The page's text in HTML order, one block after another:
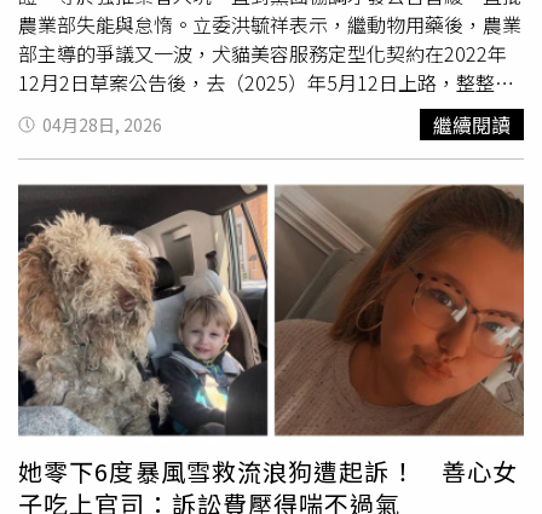
物旅館，但仍相信台灣需要有人願意這樣做。這份支持與信
任，她一直放在心裡，也非常感謝。雖然寵物旅館熄燈讓她
不捨，但潘慧如也明白，上一階段的夢想已經完成。她表
示，接下來將移居屏東恆春，房子已經找好，之後會開始裝
潢。等手邊節目與實境秀工作告一段落後，她會帶著愛犬雪
寶、嘟嘟一起入住，正式展開南北奔波的新生活。潘慧如形
容，光是想到未來每天帶著雪寶、嘟嘟在大草皮上奔跑、在
開闊的地方散步，一起慢慢生活，就覺得相當幸福。她也感
謝所有支持過「3天2夜」的飼主與毛孩子，願意認同她們
「很麻煩、很費工、很不商業」的堅持，讓她看見許多人類
對動物最純粹、最溫柔的愛。
農業部失能與怠惰。立委洪毓祥表示，繼動物用藥後，農業
部主導的爭議又一波，犬貓美容服務定型化契約在2022年
12月2日草案公告後，去（2025）年5月12日上路，整整已
有兩年緩衝；期間產業多次發出求救訊號，農業部卻裝聾作
啞， 把產業的聲音當作空氣。 寵物美容定型化契約的立意
良善，希望保障飼主跟業者，但卻沒有考量業者的意見與配
套，美其名是保障飼主和動物，卻也害慘飼主。洪毓祥指
出，農業部所要求上路的「寵物美容定型化契約」內容與實
務嚴重脫節。首先，契約限制加收費用，可能導致實務上飼
主先被「收好收滿」，一旦服務過程中發生高齡或病弱犬貓
突發狀況，業者因契約規範無法即時處置，可能會因此吃上
罰單，同時契約內對於「異常傷害」定義不明，服務超時定
義也不清楚。立委洪毓祥批評「寵物美容定型化契約」內容
與實務嚴重脫節。（圖／洪毓祥立委辦公室提供）洪毓祥進
一步提及，定型化契約針對預收費用要求業者設立銀行信託
或履約保證機制，但寵物美容規模較小、金額低，對銀行而
言根本沒有承接誘因；以包月一萬元為例，年管理費不到
04月28日, 2026 繼續閱讀
她零下6度暴風雪救流浪狗遭起訴！ 善心女
子吃上官司：訴訟費壓得喘不過氣